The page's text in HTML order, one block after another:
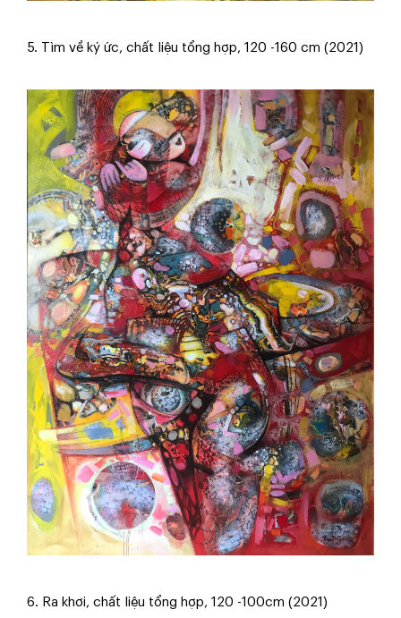
5. Tìm về ký ức, chất liệu tổng hợp, 120 -160 cm (2021)
6. Ra khơi, chất liệu tổng hợp, 120 -100cm (2021)